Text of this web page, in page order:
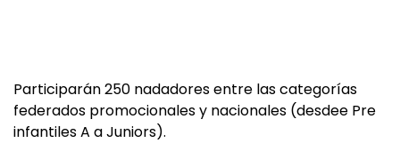
Participarán 250 nadadores entre las categorías
federados promocionales y nacionales (desdee Pre
infantiles A a Juniors).